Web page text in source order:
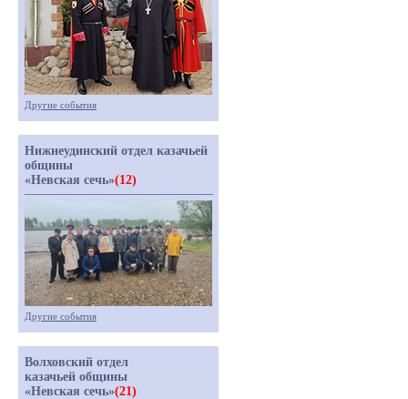
Другие события
Нижнеудинский отдел казачьей
общины
«Невская сечь»(12)
Другие события
Волховский отдел
казачьей общины
«Невская сечь»(21)